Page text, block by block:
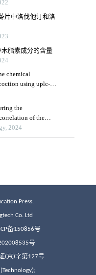
Press.
Co. Ltd
备150856号
号
(京)字第127号